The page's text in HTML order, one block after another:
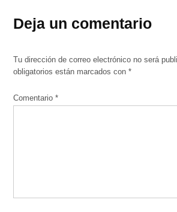
Deja un comentario
Tu dirección de correo electrónico no será
obligatorios están marcados con*
Comentario*